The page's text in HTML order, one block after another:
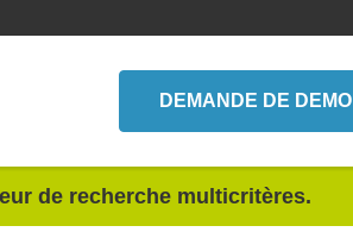
DEMANDE DE DEMO
de recherche multicritères.